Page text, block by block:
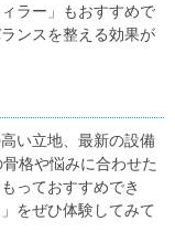
ラー」もおすすめで
ンスを整える効果が
い立地、最新の設備
格や悩みに合わせた
っておすすめでき
をぜひ体験してみて